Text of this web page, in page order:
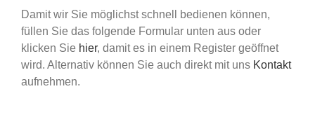
Damit wir Sie möglichst schnell bedienen können,
füllen Sie das folgende Formular unten aus oder
klicken Sie hier, damit es in einem Register geöffnet
wird. Alternativ können Sie auch direkt mit uns Kontakt
aufnehmen.